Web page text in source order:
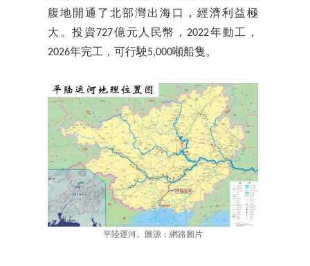
腹地開通了北部灣出海口，經濟利益極
大。投資727億元人民幣，2022年動工，
2026年完工，可行駛5,000噸船隻。
平陸運河。圖源：網路圖片